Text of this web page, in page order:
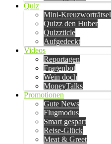
Quiz
Mini-Kreuzworträtsel
Quizz den Huber
Quizzticle
Aufgedeckt
Videos
Reportagen
Fragenbot
Wein doch
MoneyTalks
Promotionen
Gute News
Flugmodus
Smart gespart
Reise-Glück
Meat & Greet